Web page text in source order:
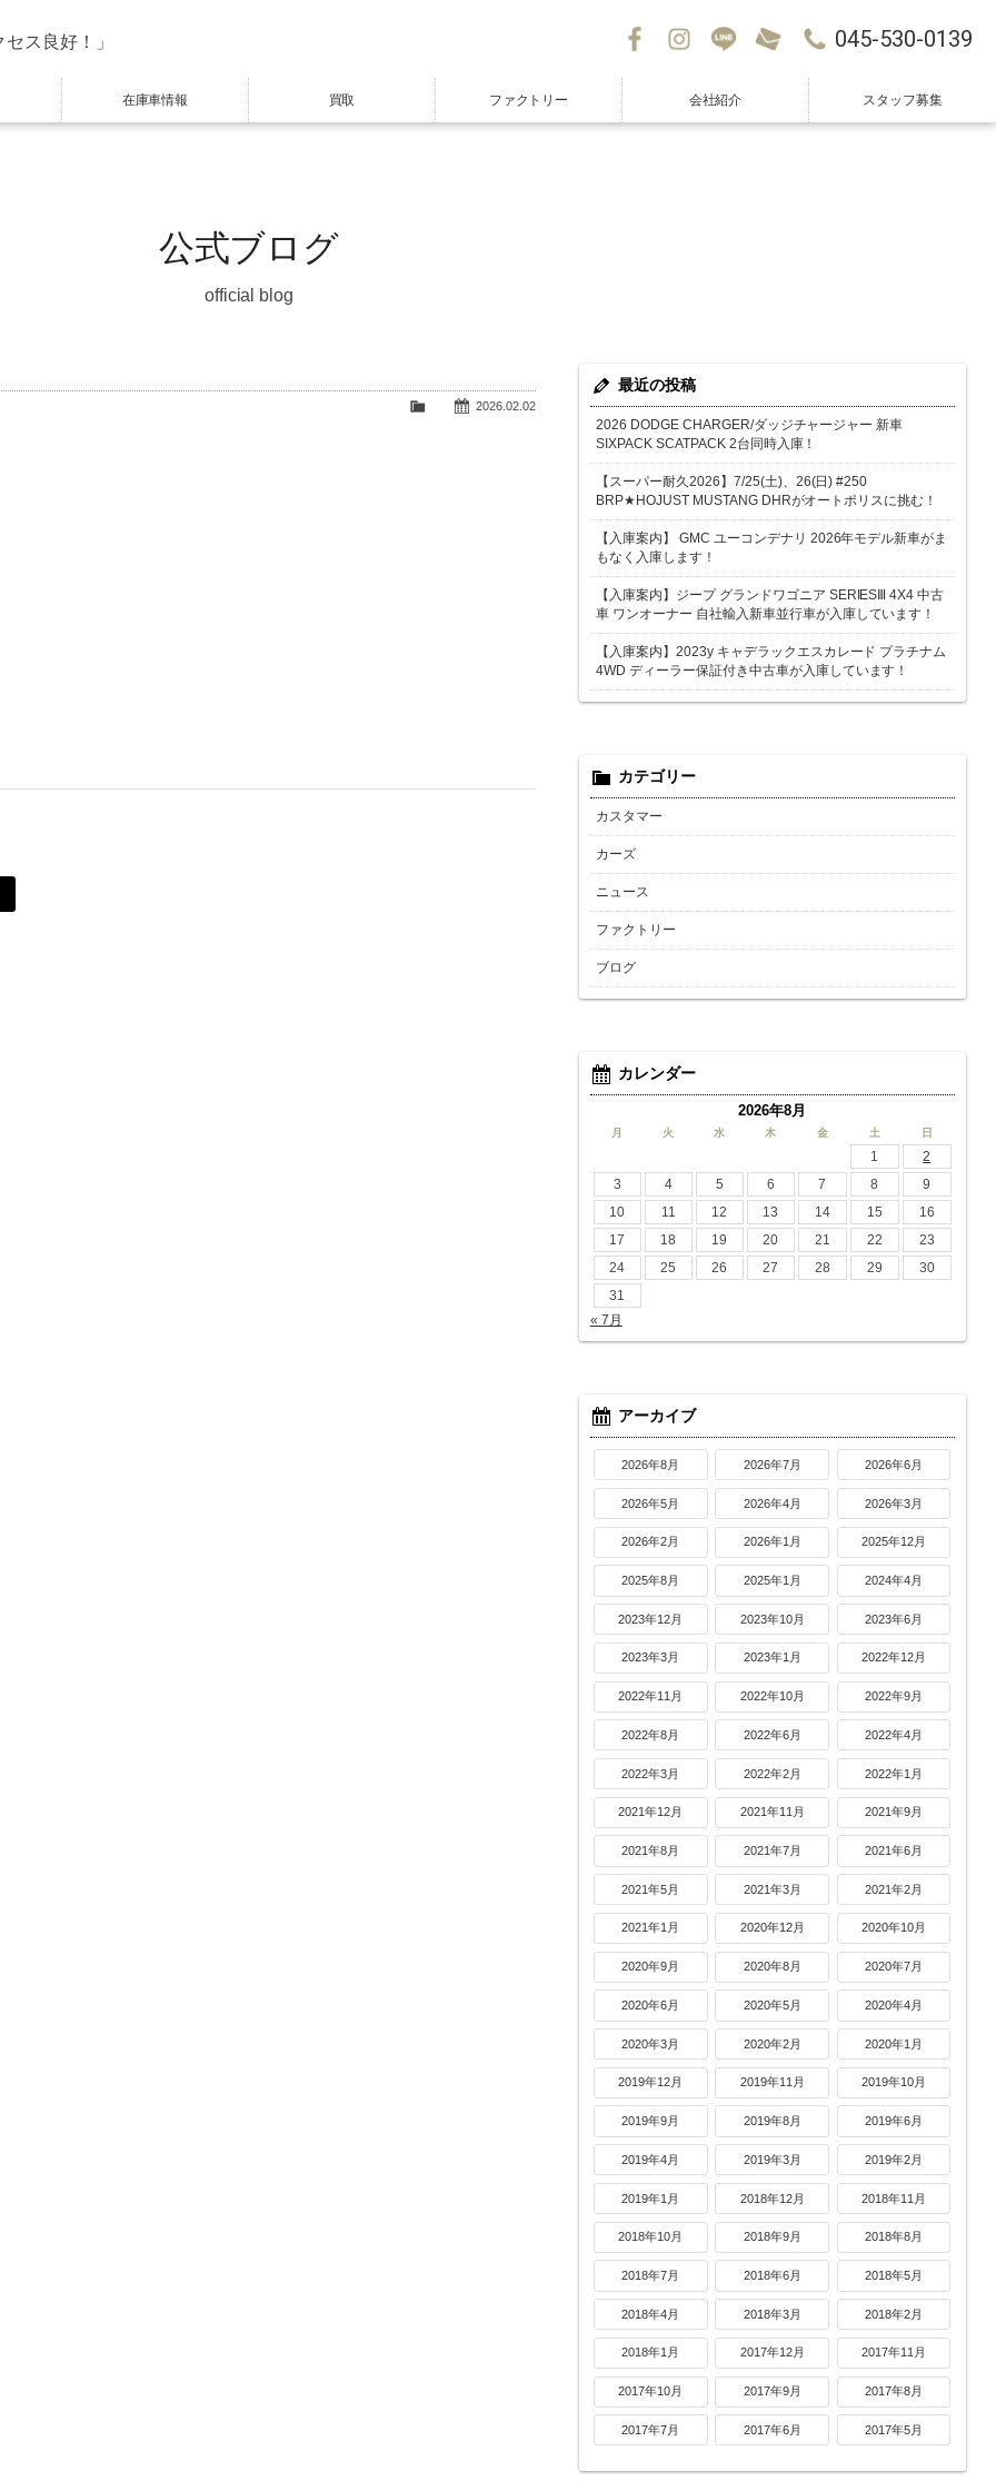
ス良好！」 045-530-0139
在庫車情報 買取 ファクトリー 会社紹介 スタッフ募集
公式ブログ
official blog
2026.02.02
最近の投稿
2026 DODGE CHARGER/ダッジチャージャー 新車
SIXPACK SCATPACK 2台同時入庫！
【スーパー耐久2026】7/25(土)、26(日) #250
BRP★HOJUST MUSTANG DHRがオートポリスに挑む！
【入庫案内】 GMC ユーコンデナリ 2026年モデル新車がま
もなく入庫します！
【入庫案内】ジープ グランドワゴニア SERIESⅢ 4X4 中古
車 ワンオーナー 自社輸入新車並行車が入庫しています！
【入庫案内】2023y キャデラックエスカレード プラチナム
4WD ディーラー保証付き中古車が入庫しています！
カテゴリー
カスタマー
カーズ
ニュース
ファクトリー
ブログ
カレンダー
2026年8月
月 火 水 木 金 土 日
1
2
3
4 5 6 7 8
9
10
11 12 13 14 15
16
17
18 19 20 21 22
23
24
25 26 27 28 29
30
31
« 7月
アーカイブ
2026年8月 2026年7月 2026年6月
2026年5月 2026年4月 2026年3月
2026年2月 2026年1月 2025年12月
2025年8月 2025年1月 2024年4月
2023年12月 2023年10月 2023年6月
2023年3月 2023年1月 2022年12月
2022年11月 2022年10月 2022年9月
2022年8月 2022年6月 2022年4月
2022年3月 2022年2月 2022年1月
2021年12月 2021年11月 2021年9月
2021年8月 2021年7月 2021年6月
2021年5月 2021年3月 2021年2月
2021年1月 2020年12月 2020年10月
2020年9月 2020年8月 2020年7月
2020年6月 2020年5月 2020年4月
2020年3月 2020年2月 2020年1月
2019年12月 2019年11月 2019年10月
2019年9月 2019年8月 2019年6月
2019年4月 2019年3月 2019年2月
2019年1月 2018年12月 2018年11月
2018年10月 2018年9月 2018年8月
2018年7月 2018年6月 2018年5月
2018年4月 2018年3月 2018年2月
2018年1月 2017年12月 2017年11月
2017年10月 2017年9月 2017年8月
2017年7月 2017年6月 2017年5月